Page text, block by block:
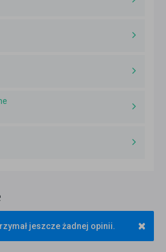
×
jeszcze żadnej opinii.